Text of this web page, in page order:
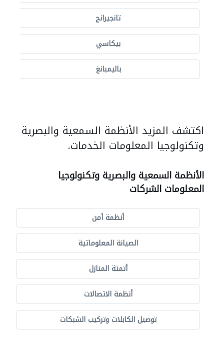
تانجيرانج
بيكاسي
باليمبانغ
اكتشف المزيد الأنظمة السمعية والبصرية
وتكنولوجيا المعلومات الخدمات.
الأنظمة السمعية والبصرية وتكنولوجيا
المعلومات الشركات
أنظمة أمن
الصيانة المعلوماتية
أتمتة المنازل
أنظمة الاتصالات
توصيل الكابلات وتركيب الشبكات